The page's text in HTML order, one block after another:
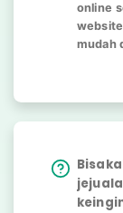
online
mudah